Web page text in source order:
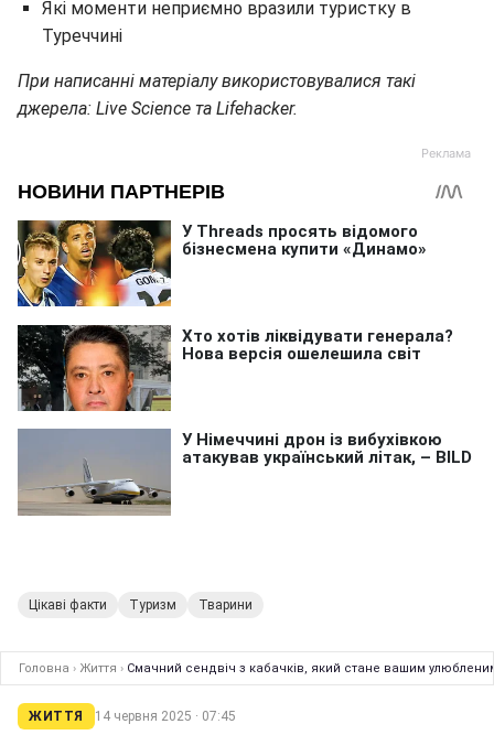
Які моменти неприємно вразили туристку в
Туреччині
При написанні матеріалу використовувалися такі
джерела: Live Science та Lifehacker.
Цікаві факти Туризм Тварини
Головна › Життя › Смачний сендвіч з кабачків, який стане вашим
ЖИТТЯ 14 червня 2025 · 07:45